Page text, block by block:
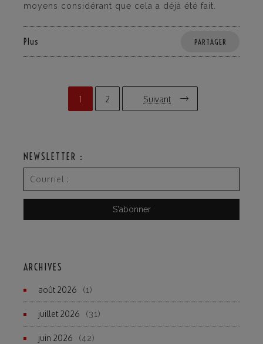
moyens considérant que cela a déjà été fait.
Plus PARTAGER
1 2 Suivant
NEWSLETTER :
ARCHIVES
août 2026 (1)
juillet 2026 (31)
juin 2026 (42)